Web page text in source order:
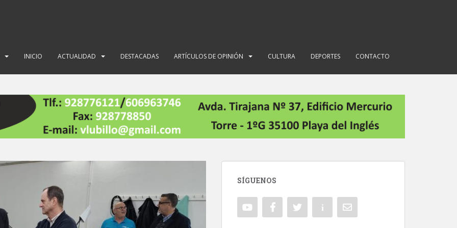
INICIO ACTUALIDAD DESTACADAS ARTÍCULOS DE OPINIÓN CULTURA DEPORTES CONTACTO
SÍGUENOS